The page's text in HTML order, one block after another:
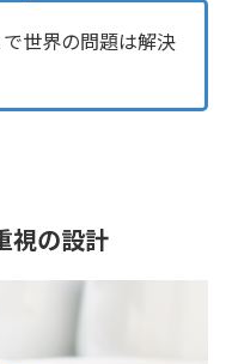
で世界の問題は解決
視の設計